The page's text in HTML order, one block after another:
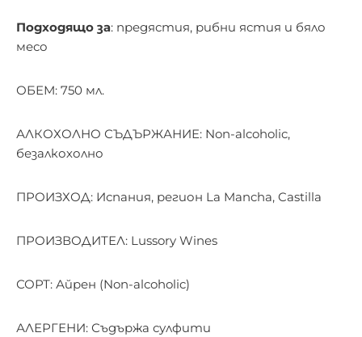
Подходящо за: предястия, рибни ястия и бяло
месо
ОБЕМ: 750 мл.
АЛКОХОЛНО СЪДЪРЖАНИЕ: Non-alcoholic,
безалкохолно
ПРОИЗХОД: Испания, регион La Mancha, Castilla
ПРОИЗВОДИТЕЛ: Lussory Wines
СОРТ: Айрен (Non-alcoholic)
АЛЕРГЕНИ: Съдържа сулфити